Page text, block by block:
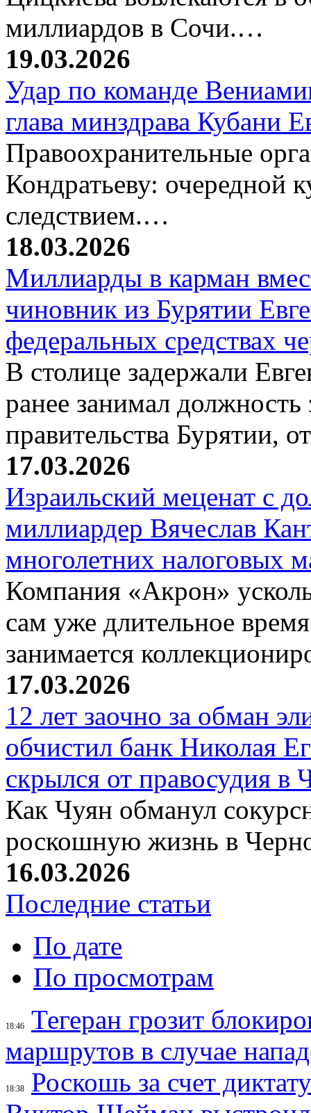
миллиардов в Сочи.…
19.03.2026
Удар по команде
глава минздрава Кубани
Правоохранительные
Кондратьеву: очередной
следствием.…
18.03.2026
Миллиарды в карман
чиновник из Бурятии
федеральных средствах
В столице задержали
ранее занимал должность
правительства Бурятии,
17.03.2026
Израильский меценат с
миллиардер Вячеслав
многолетних налоговых
Компания «Акрон»
сам уже длительное
занимается
17.03.2026
12 лет заочно за обман
обчистил банк Николая
скрылся от правосудия в
Как Чуян обманул
роскошную жизнь в
16.03.2026
Последние статьи
По дате
По просмотрам
18:46
Тегеран грозит
маршрутов в случае
18:38
Роскошь за счет